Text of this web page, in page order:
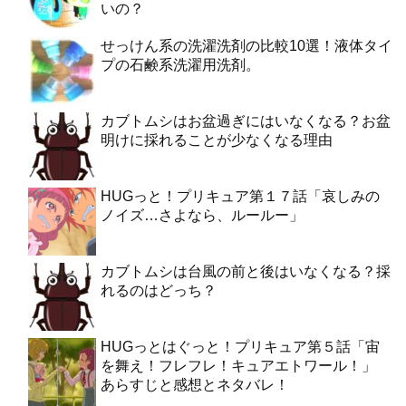
いの？
せっけん系の洗濯洗剤の比較10選！液体タイ
プの石鹸系洗濯用洗剤。
カブトムシはお盆過ぎにはいなくなる？お盆
明けに採れることが少なくなる理由
HUGっと！プリキュア第１７話「哀しみの
ノイズ…さよなら、ルールー」
カブトムシは台風の前と後はいなくなる？採
れるのはどっち？
HUGっとはぐっと！プリキュア第５話「宙
を舞え！フレフレ！キュアエトワール！」
あらすじと感想とネタバレ！